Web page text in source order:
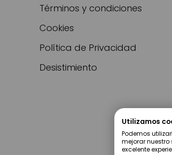
Términos y condiciones
Cookies
Política de Privacidad
Desistimiento
Utilizamos
Podemos
mejorar
excelente